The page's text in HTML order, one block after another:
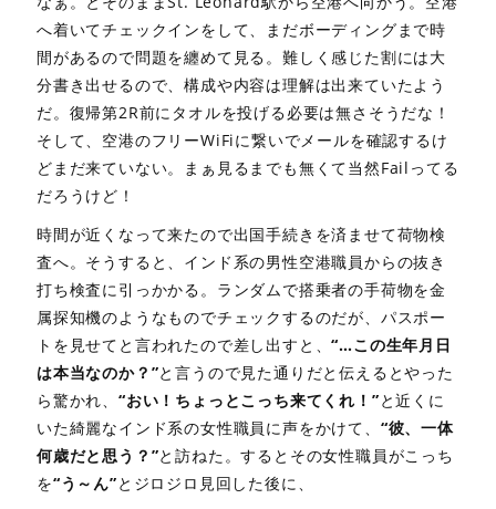
へ着いてチェックインをして、まだボーディングまで時
間があるので問題を纏めて見る。難しく感じた割には大
分書き出せるので、構成や内容は理解は出来ていたよう
だ。復帰第2R前にタオルを投げる必要は無さそうだな！
そして、空港のフリーWiFiに繋いでメールを確認するけ
どまだ来ていない。まぁ見るまでも無くて当然Failってる
だろうけど！
時間が近くなって来たので出国手続きを済ませて荷物検
査へ。そうすると、インド系の男性空港職員からの抜き
打ち検査に引っかかる。ランダムで搭乗者の手荷物を金
属探知機のようなものでチェックするのだが、パスポー
トを見せてと言われたので差し出すと、“…この生年月日
は本当なのか？”と言うので見た通りだと伝えるとやった
ら驚かれ、 “おい！ちょっとこっち来てくれ！”と近くに
いた綺麗なインド系の女性職員に声をかけて、 “彼、一体
何歳だと思う？”と訪ねた。するとその女性職員がこっち
を“う～ん”とジロジロ見回した後に、